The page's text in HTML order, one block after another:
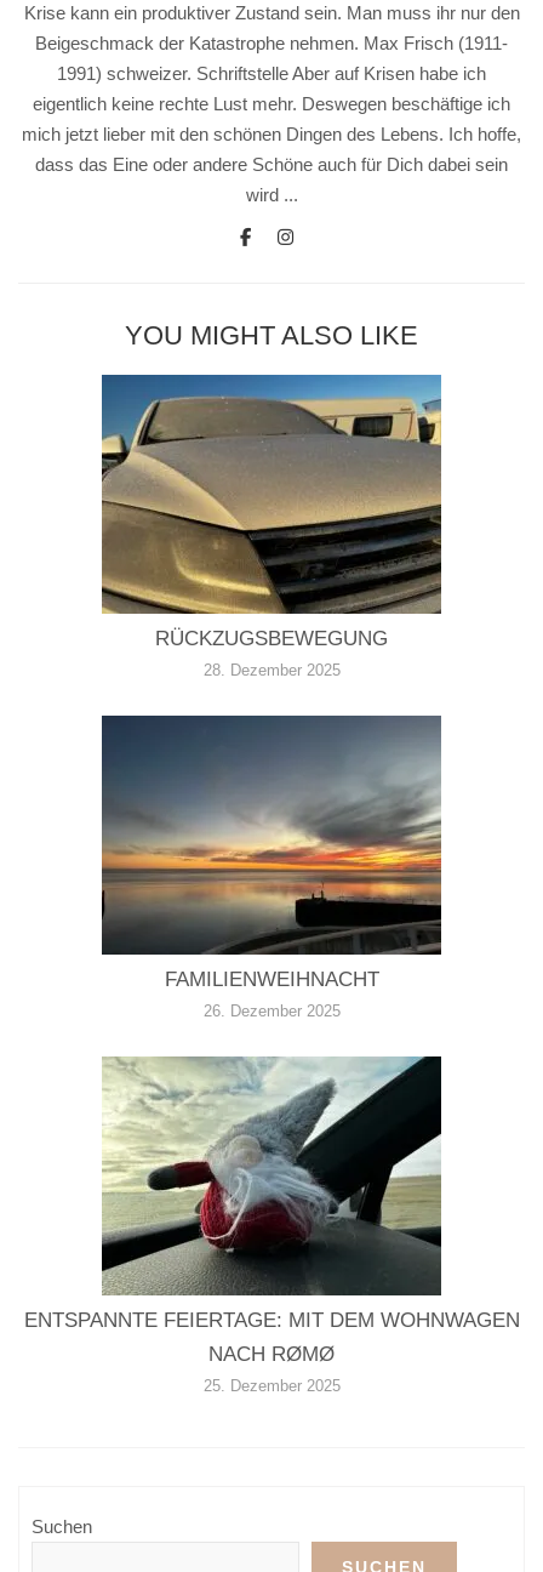
Krise kann ein produktiver Zustand sein. Man muss ihr nur den
Beigeschmack der Katastrophe nehmen. Max Frisch (1911-
1991) schweizer. Schriftstelle Aber auf Krisen habe ich
eigentlich keine rechte Lust mehr. Deswegen beschäftige ich
mich jetzt lieber mit den schönen Dingen des Lebens. Ich hoffe,
dass das Eine oder andere Schöne auch für Dich dabei sein
wird ...
YOU MIGHT ALSO LIKE
RÜCKZUGSBEWEGUNG
28. Dezember 2025
FAMILIENWEIHNACHT
26. Dezember 2025
ENTSPANNTE FEIERTAGE: MIT DEM WOHNWAGEN
NACH RØMØ
25. Dezember 2025
Suchen
SUCHEN